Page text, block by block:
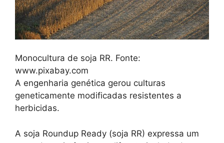
Monocultura de soja RR. Fonte:
www.pixabay.com
A engenharia genética gerou culturas
geneticamente modificadas resistentes a
herbicidas.
A soja Roundup Ready (soja RR) expressa um